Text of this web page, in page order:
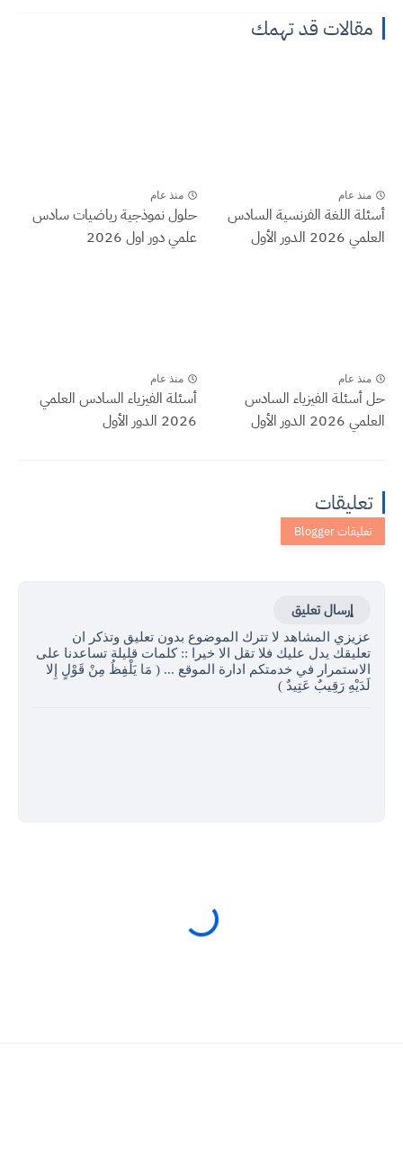
مقالات قد تهمك
منذ عام
أسئلة اللغة الفرنسية السادس
العلمي 2026 الدور الأول
منذ عام
حلول نموذجية رياضيات سادس
علمي دور اول 2026
منذ عام
حل أسئلة الفيزياء السادس
العلمي 2026 الدور الأول
منذ عام
أسئلة الفيزياء السادس العلمي
2026 الدور الأول
تعليقات
إرسال تعليق
عزيزي المشاهد لا تترك الموضوع بدون تعليق وتذكر ان
تعليقك يدل عليك فلا تقل الا خيرا :: كلمات قليلة تساعدنا على
الاستمرار في خدمتكم ادارة الموقع ... ( مَا يَلْفِظُ مِنْ قَوْلٍ إِلا
لَدَيْهِ رَقِيبٌ عَتِيدٌ )